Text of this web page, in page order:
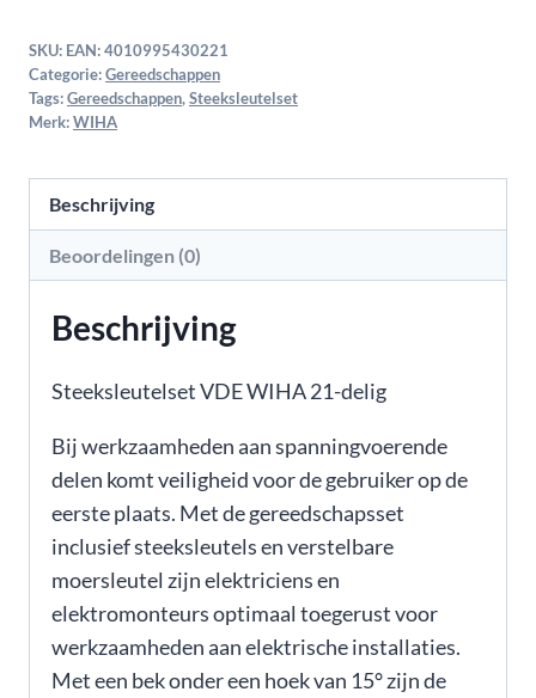
SKU: EAN: 4010995430221
Categorie: Gereedschappen
Tags: Gereedschappen, Steeksleutelset
Merk: WIHA
Beschrijving
Beoordelingen (0)
Beschrijving
Steeksleutelset VDE WIHA 21-delig
Bij werkzaamheden aan spanningvoerende
delen komt veiligheid voor de gebruiker op de
eerste plaats. Met de gereedschapsset
inclusief steeksleutels en verstelbare
moersleutel zijn elektriciens en
elektromonteurs optimaal toegerust voor
werkzaamheden aan elektrische installaties.
Met een bek onder een hoek van 15° zijn de